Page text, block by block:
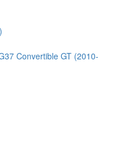
Convertible GT (2010-